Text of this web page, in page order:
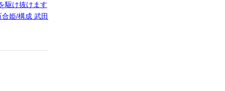
駆け抜けます
姫/構成 武田